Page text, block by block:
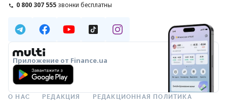
0 800 307 555 звонки бесплатны
Приложение от Finance.ua
О НАС РЕДАКЦИЯ РЕДАКЦИОННАЯ ПОЛИТИКА